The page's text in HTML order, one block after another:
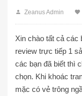
Zeanus Admin
Xin chào tất cả các
review trực tiếp 1
các bạn đã biết thì
chọn. Khi khoác
mặc có vẻ trông